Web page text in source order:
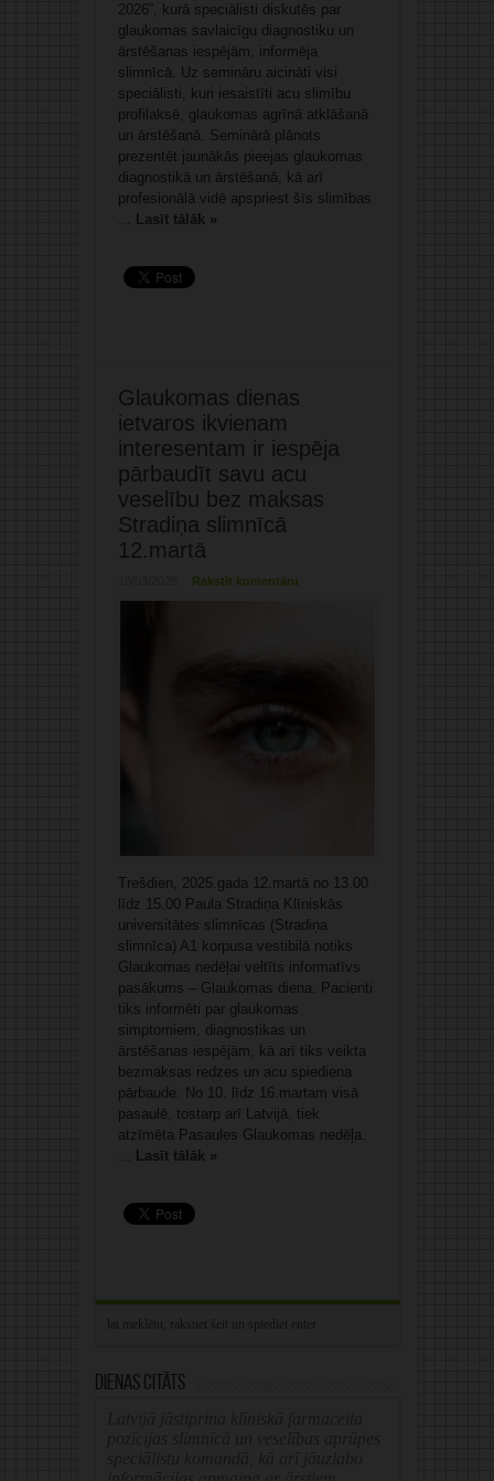
2026”, kurā speciālisti diskutēs par
glaukomas savlaicīgu diagnostiku un
ārstēšanas iespējām, informēja
slimnīcā. Uz semināru aicināti visi
speciālisti, kuri iesaistīti acu slimību
profilaksē, glaukomas agrīnā atklāšanā
un ārstēšanā. Seminārā plānots
prezentēt jaunākās pieejas glaukomas
diagnostikā un ārstēšanā, kā arī
profesionālā vidē apspriest šīs slimības
... Lasīt tālāk »
Glaukomas dienas
ietvaros ikvienam
interesentam ir iespēja
pārbaudīt savu acu
veselību bez maksas
Stradiņa slimnīcā
12.martā
Rakstīt komentāru
Trešdien, 2025.gada 12.martā no 13.00
līdz 15.00 Paula Stradiņa Klīniskās
universitātes slimnīcas (Stradiņa
slimnīca) A1 korpusa vestibilā notiks
Glaukomas nedēļai veltīts informatīvs
pasākums – Glaukomas diena. Pacienti
tiks informēti par glaukomas
simptomiem, diagnostikas un
ārstēšanas iespējām, kā arī tiks veikta
bezmaksas redzes un acu spiediena
pārbaude. No 10. līdz 16.martam visā
pasaulē, tostarp arī Latvijā, tiek
atzīmēta Pasaules Glaukomas nedēļa.
... Lasīt tālāk »
Dienas citāts